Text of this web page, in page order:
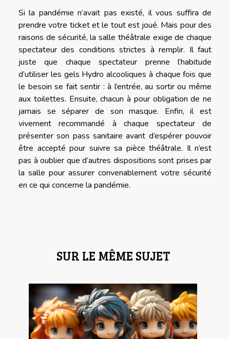
Si la pandémie n’avait pas existé, il vous suffira de
prendre votre ticket et le tout est joué. Mais pour des
raisons de sécurité, la salle théâtrale exige de chaque
spectateur des conditions strictes à remplir. Il faut
juste que chaque spectateur prenne l’habitude
d’utiliser les gels Hydro alcooliques à chaque fois que
le besoin se fait sentir : à l’entrée, au sortir ou même
aux toilettes. Ensuite, chacun à pour obligation de ne
jamais se séparer de son masque. Enfin, il est
vivement recommandé à chaque spectateur de
présenter son pass sanitaire avant d’espérer pouvoir
être accepté pour suivre sa pièce théâtrale. Il n’est
pas à oublier que d’autres dispositions sont prises par
la salle pour assurer convenablement votre sécurité
en ce qui concerne la pandémie.
SUR LE MÊME SUJET